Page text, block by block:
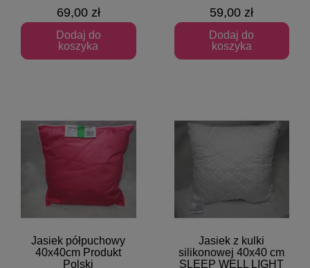
69,00 zł
Dodaj do
koszyka
59,00 zł
Dodaj do
koszyka
Szybki podgląd
Jasiek półpuchowy
40x40cm Produkt
Polski
Szybki podgląd
Jasiek z kulki
silikonowej 40x40 cm
SLEEP WELL LIGHT